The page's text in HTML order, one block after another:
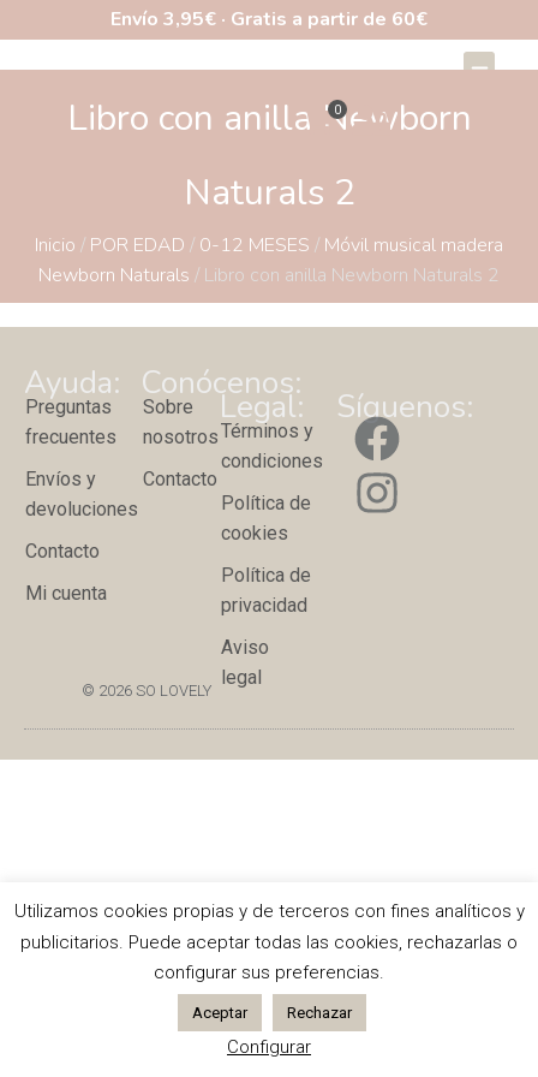
Envío 3,95€ · Gratis a partir de 60€
Libro con anilla Newborn
Naturals 2
Inicio / POR EDAD / 0-12 MESES / Móvil musical madera
Newborn Naturals / Libro con anilla Newborn Naturals 2
Ayuda:
Preguntas
frecuentes
Envíos y
devoluciones
Contacto
Mi cuenta
Conócenos:
Sobre
nosotros
Contacto
Legal:
Términos y
condiciones
Política de
cookies
Política de
privacidad
Aviso
legal
Síguenos:
© 2026 SO LOVELY
Utilizamos cookies propias y de terceros con fines analíticos y
publicitarios. Puede aceptar todas las cookies, rechazarlas o
configurar sus preferencias.
Aceptar Rechazar
Configurar